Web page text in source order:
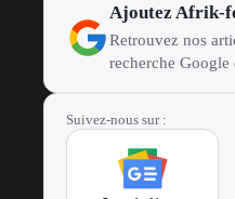
Ajoutez Afrik-
Retrouvez nos
recherche Google
Suivez-nous sur :